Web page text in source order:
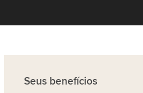
Seus benefícios